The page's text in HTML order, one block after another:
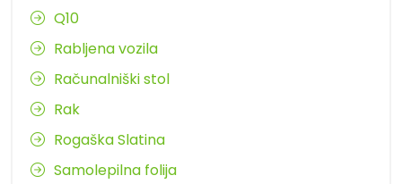
Q10
Rabljena vozila
Računalniški stol
Rak
Rogaška Slatina
Samolepilna folija